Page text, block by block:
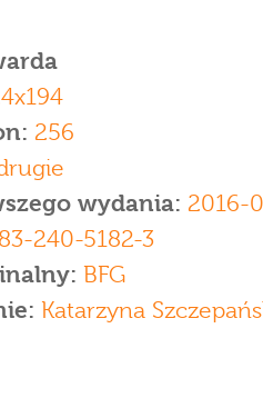
256
wydania: 2016-
240-5182-3
BFG
Katarzyna